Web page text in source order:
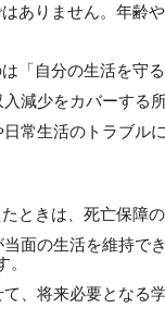
ありません。年齢
「自分の生活を守る
減少をカバーする
日常生活のトラブル
ときは、死亡保障の
面の生活を維持で
、将来必要となる